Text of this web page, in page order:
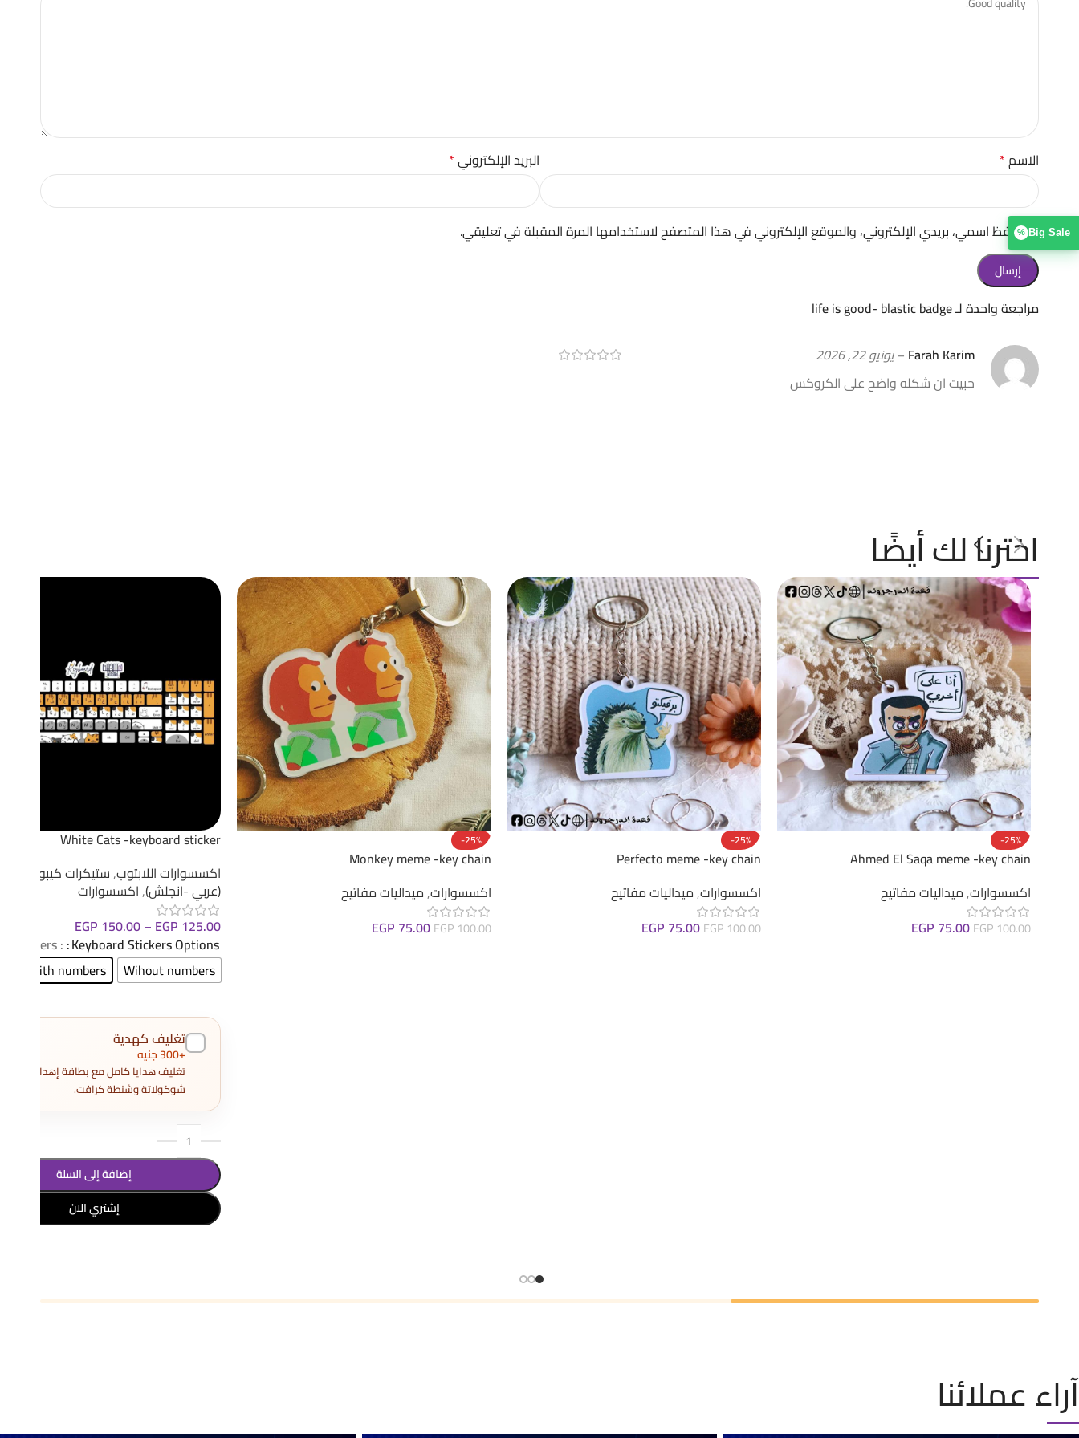
مراجعة واحدة لـlife is good- blastic badge
Farah Karim
–يونيو 22, 2026
حبيت ان شكله واضح على الكروكس
الاسم* البريد الإلكتروني*
احفظ اسمي، بريدي الإلكتروني، والموقع الإلكتروني في هذا المتصفح لاستخدامها المرة المقبلة في تعليقي.
اخترنا لك أيضًا
-25%
Ahmed El Saqa meme -key chain
اكسسوارات,ميداليات مفاتيح
EGP100.00
EGP 75.00
-25%
Perfecto meme -key chain
اكسسوارات,ميداليات مفاتيح
EGP100.00
EGP 75.00
-25%
Monkey meme -key chain
اكسسوارات,ميداليات مفاتيح
EGP100.00
EGP 75.00
White Cats -keyboard sticker
اكسسوارات اللابتوب,ستيكرات كيبورد
(عربي -انجلش),اكسسوارات
EGP 125.00
–
EGP 150.00
Keyboard Stickers Options
: With Numbers
Wihout numbers
With numbers
تغليف كهدية
+300 جنيه
شوكولاتة وشنطة كرافت.
إضافة إلى السلة
إشتري الان
آراء عملائنا
% Big Sale